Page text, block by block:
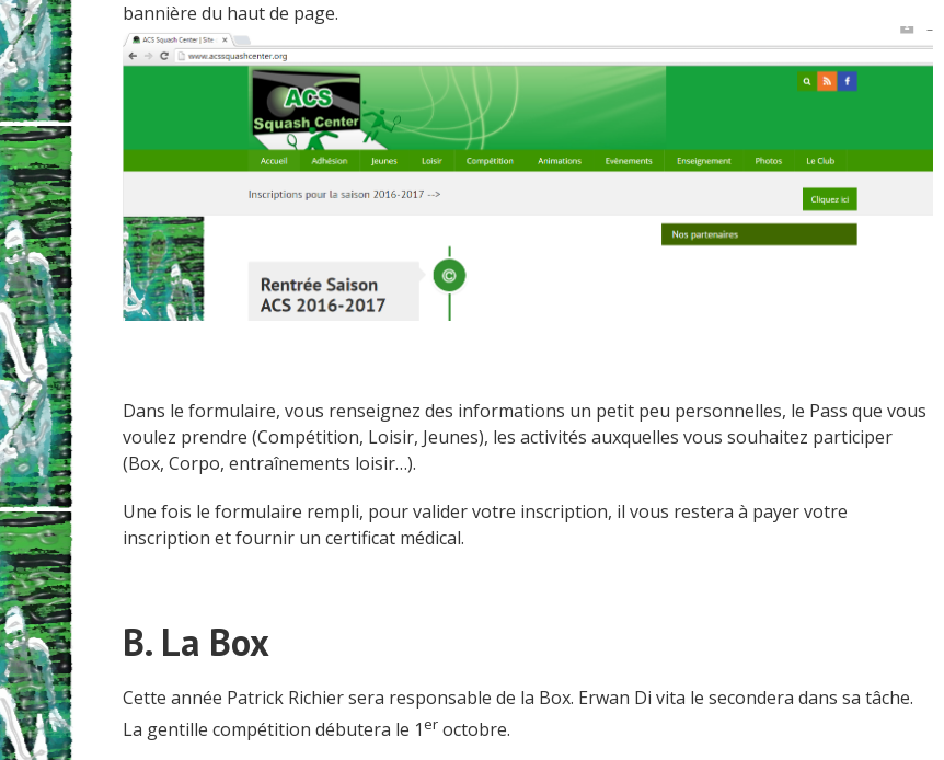
bannière du haut de page.
Dans le formulaire, vous renseignez des informations un petit peu personnelles, le Pass que vous
voulez prendre (Compétition, Loisir, Jeunes), les activités auxquelles vous souhaitez participer
(Box, Corpo, entraînements loisir…).
Une fois le formulaire rempli, pour valider votre inscription, il vous restera à payer votre
inscription et fournir un certificat médical.
B. La Box
Cette année Patrick Richier sera responsable de la Box. Erwan Di vita le secondera dans sa tâche.
La gentille compétition débutera le 1er octobre.